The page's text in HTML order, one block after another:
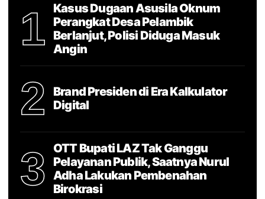
1
Kasus Dugaan Asusila Oknum
Perangkat Desa Pelambik
Berlanjut, Polisi Diduga Masuk
Angin
2
Brand Presiden di Era Kalkulator
Digital
3
OTT Bupati LAZ Tak Ganggu
Pelayanan Publik, Saatnya Nurul
Adha Lakukan Pembenahan
Birokrasi